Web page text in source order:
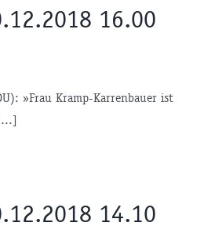
16.00
»Frau Kramp-Karrenbauer ist
14.10